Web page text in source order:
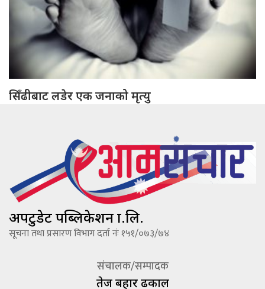
सिँढीबाट लडेर एक जनाको मृत्यु
अपटुडेट पब्लिकेशन प्रा.लि.
सूचना तथा प्रसारण विभाग दर्ता नंः १५१/०७३/७४
संचालक/सम्पादक
तेज बहादूर ढकाल